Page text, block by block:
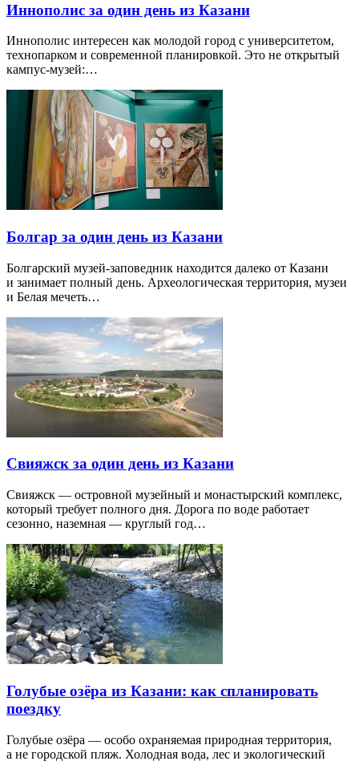
Иннополис за один день из Казани
Иннополис интересен как молодой город с университетом,
технопарком и современной планировкой. Это не открытый
кампус-музей:…
Болгар за один день из Казани
Болгарский музей-заповедник находится далеко от Казани
и занимает полный день. Археологическая территория, музеи
и Белая мечеть…
Свияжск за один день из Казани
Свияжск — островной музейный и монастырский комплекс,
который требует полного дня. Дорога по воде работает
сезонно, наземная — круглый год…
Голубые озёра из Казани: как спланировать
поездку
Голубые озёра — особо охраняемая природная территория,
а не городской пляж. Холодная вода, лес и экологический